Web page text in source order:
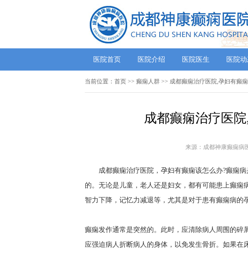
医院首页 医院介绍 医院医生 医院
当前位置： 首页 >> 癫痫人群 >> 成都癫痫治疗医院,孕妇有癫
成都癫痫治疗医
来源：成都神康癫痫病
成都癫痫治疗医院，孕妇有癫痫该怎么办?癫痫病
的。无论是儿童，老人还是妇女，都有可能患上癫
智力下降，记忆力减退等，尤其是对于患有癫痫病的
癫痫发作通常是突然的。此时，应清除病人周围的
应强迫病人折断病人的身体，以免发生骨折。如果在